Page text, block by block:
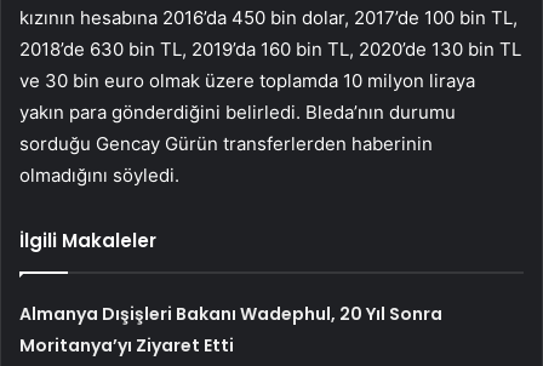
kızının hesabına 2016’da 450 bin dolar, 2017’de 100 bin TL,
2018’de 630 bin TL, 2019’da 160 bin TL, 2020’de 130 bin TL
ve 30 bin euro olmak üzere toplamda 10 milyon liraya
yakın para gönderdiğini belirledi. Bleda’nın durumu
sorduğu Gencay Gürün transferlerden haberinin
olmadığını söyledi.
İlgili Makaleler
Almanya Dışişleri Bakanı Wadephul, 20 Yıl Sonra
Moritanya’yı Ziyaret Etti